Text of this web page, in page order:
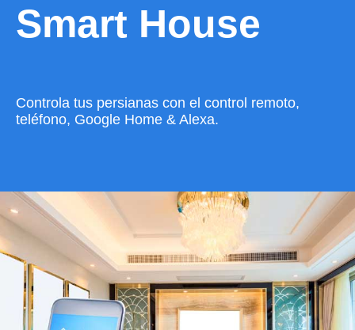
Smart House
Controla tus persianas con el control remoto,
teléfono, Google Home & Alexa.